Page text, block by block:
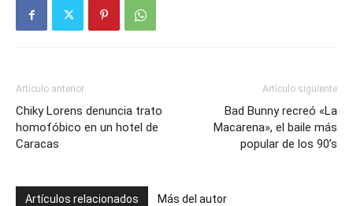
Artículo anterior
Chiky Lorens denuncia trato
homofóbico en un hotel de
Caracas
Artículo siguiente
Bad Bunny recreó «La
Macarena», el baile más
popular de los 90’s
Artículos relacionados Más del autor